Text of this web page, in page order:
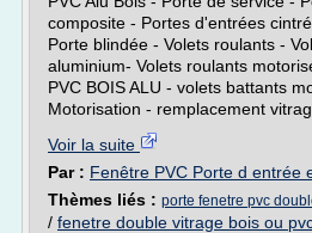
composite - Portes d'entrées
Porte blindée - Volets roulants -
aluminium- Volets roulants
PVC BOIS ALU - volets battants
Motorisation - remplacement
Voir la suite
Par : Fenêtre PVC Porte d entrée
Thèmes liés : porte fenetre pvc
/ fenetre double vitrage bois ou